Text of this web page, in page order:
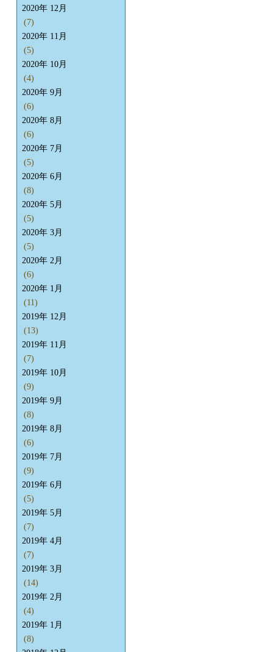
2020年 12月
(7)
2020年 11月
(5)
2020年 10月
(4)
2020年 9月
(6)
2020年 8月
(6)
2020年 7月
(5)
2020年 6月
(8)
2020年 5月
(5)
2020年 3月
(5)
2020年 2月
(6)
2020年 1月
(11)
2019年 12月
(13)
2019年 11月
(7)
2019年 10月
(9)
2019年 9月
(8)
2019年 8月
(6)
2019年 7月
(9)
2019年 6月
(5)
2019年 5月
(7)
2019年 4月
(7)
2019年 3月
(14)
2019年 2月
(4)
2019年 1月
(8)